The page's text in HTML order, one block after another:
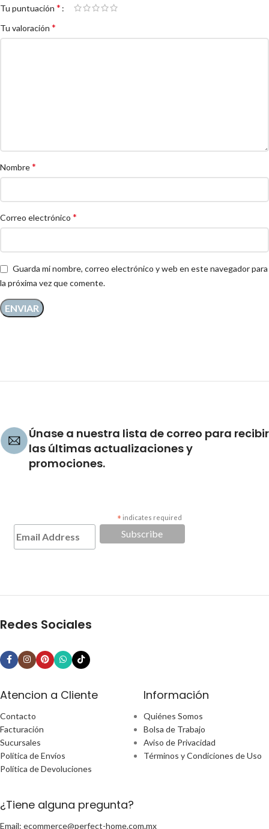
Tu puntuación *
Tu valoración *
Nombre*
Correo electrónico *
Guarda mi nombre, correo electrónico y web en este navegador para
la próxima vez que comente.
Únase a nuestra lista de correo para recibir
las últimas actualizaciones y
promociones.
* indicates required
Redes Sociales
Atencion a Cliente
Contacto
Facturación
Sucursales
Política de Envíos
Política de Devoluciones
Información
Quiénes Somos
Bolsa de Trabajo
Aviso de Privacidad
Términos y Condiciones de Uso
¿Tiene alguna pregunta?
Email: ecommerce@perfect-home.com.mx